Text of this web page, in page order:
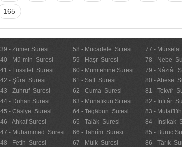
165
39 - Zümer Suresi
40 - Mü`min Suresi
41 - Fussilet Suresi
42 - Şûra Suresi
43 - Zuhruf Suresi
44 - Duhan Suresi
45 - Câsiye Suresi
46 - Ahkaf Suresi
47 - Muhammed Suresi
48 - Fetih Suresi
58 - Mücadele Suresi
59 - Haşr Suresi
60 - Mümtehine Suresi
61 - Saff Suresi
62 - Cuma Suresi
63 - Münafikun Suresi
64 - Tegâbun Suresi
65 - Talâk Suresi
66 - Tahrîm Suresi
67 - Mülk Suresi
77 - Mürselat
78 - Nebe
79 - Nâziât
80 - Abese
81 - Tekvîr
82 - İnfitâr
83 -
84 - İnşikak
85 - Büruc
86 - Târık